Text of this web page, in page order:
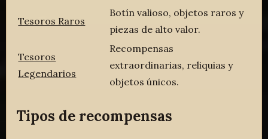
Tesoros Raros
Botín valioso, objetos raros y
piezas de alto valor.
Tesoros
Legendarios
Recompensas
extraordinarias, reliquias y
objetos únicos.
Tipos de recompensas